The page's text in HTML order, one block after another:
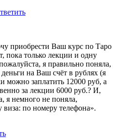
приобрести Ваш курс по Таро
пока только лекции и одну
я правильно поняла,
на Ваш счёт в рублях (я
можно заплатить 12000 руб, а
за лекции 6000 руб.? И,
я немного не поняла,
виза: по номеру телефона».